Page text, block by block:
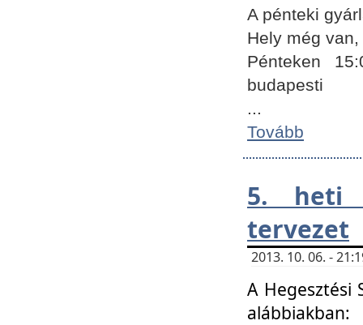
A pénteki
Hely még
Pénteken
budapesti
...
Tovább
5. heti
tervezet
2013. 10. 06. -
A Hegesztési
alábbiakban: